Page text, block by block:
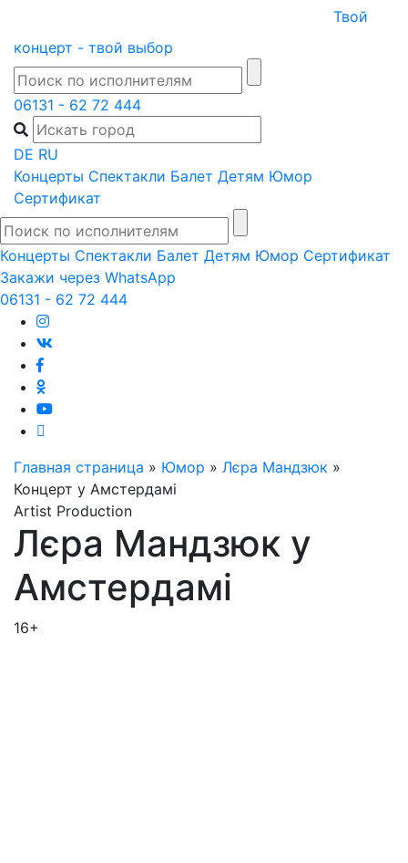
content
Твой
концерт - твой выбор
06131 - 62 72 444
DE RU
Концерты Спектакли Балет Детям Юмор
Сертификат
Концерты Спектакли Балет Детям Юмор Сертификат
Закажи через WhatsApp
06131 - 62 72 444
Главная страница » Юмор » Лєра Мандзюк »
Концерт у Амстердамі
Artist Production
Лєра Мандзюк у
Амстердамі
16+